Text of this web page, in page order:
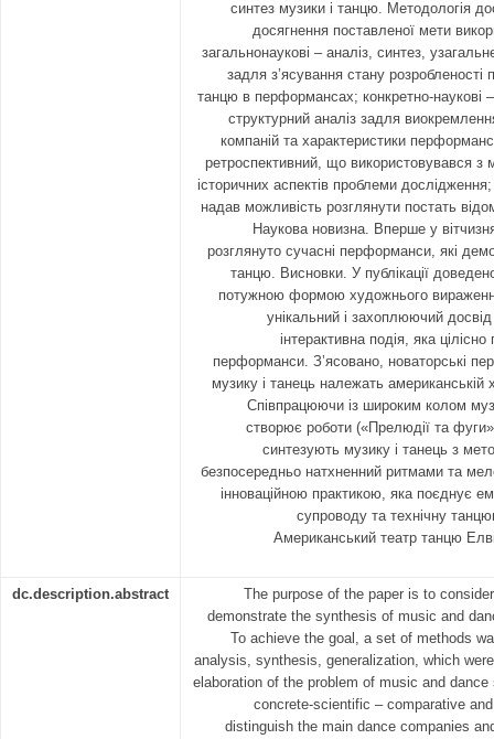
синтез музики і танцю. Методологія
досягнення поставленої мети
загальнонаукові – аналіз, синтез,
задля з’ясування стану розробленості
танцю в перформансах; конкретно-наукові –
структурний аналіз задля
компаній та характеристики
ретроспективний, що використовувався з
історичних аспектів проблеми
надав можливість розглянути постать
Наукова новизна. Вперше у
розглянуто сучасні перформанси, які
танцю. Висновки. У публікації
потужною формою художнього
унікальний і захоплюючий
інтерактивна подія, яка
перформанси. З’ясовано, новаторські
музику і танець належать американській
Співпрацюючи із широким колом
створює роботи («Прелюдії та
синтезують музику і танець з
безпосередньо натхненний ритмами та
інноваційною практикою, яка поєднує
супроводу та технічну
Американський театр танцю
dc.description.abstract
The purpose of the paper is to
demonstrate the synthesis of music and
To achieve the goal, a set of methods
analysis, synthesis, generalization, which
elaboration of the problem of music and
concrete-scientific – comparative
distinguish the main dance companies